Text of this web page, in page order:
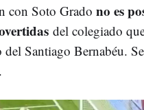
con Soto Grado no es
del colegiado
Santiago Bernabéu.